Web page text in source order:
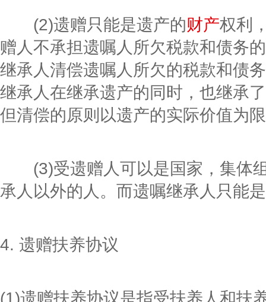
(2)遗赠只能是遗产的财产权利
赠人不承担遗嘱人所欠税款和债务
继承人清偿遗嘱人所欠的税款和债
继承人在继承遗产的同时，也继承
但清偿的原则以遗产的实际价值为
(3)受遗赠人可以是国家，集体
承人以外的人。而遗嘱继承人只能
4. 遗赠扶养协议
(1)遗赠扶养协议是指受扶养人和扶